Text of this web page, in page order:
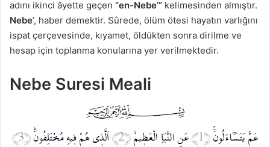
adını ikinci âyette geçen “en-Nebe’” kelimesinden almıştır.
Nebe’, haber demektir. Sûrede, ölüm ötesi hayatın varlığını
ispat çerçevesinde, kıyamet, öldükten sonra dirilme ve
hesap için toplanma konularına yer verilmektedir.
Nebe Suresi Meali